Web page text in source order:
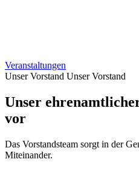
Veranstaltungen
Unser Vorstand Unser Vorstand
Unser
vor
Das Vorstandsteam sorgt in der
Miteinander.